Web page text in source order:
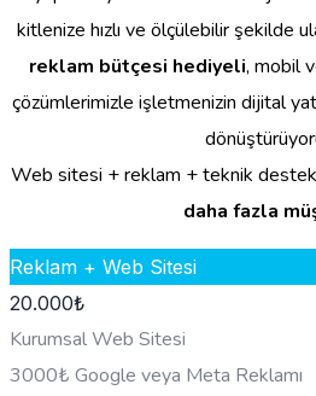
kitlenize hızlı ve ölçülebilir şekilde
reklam bütçesi hediyeli, mobil
çözümlerimizle işletmenizin dijital
Web sitesi + reklam + teknik
daha fazla
Reklam + Web Sitesi
20.000₺
Kurumsal Web Sitesi
3000₺ Google veya Meta Reklamı